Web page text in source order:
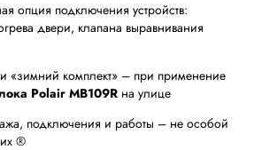
подключения устройств:
двери, клапана выравнивания
комплект» – при применение
Polair MB109R на улице
подключения и работы – не особой
®